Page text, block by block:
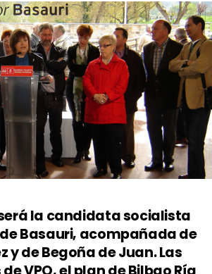
la candidata socialista
Basauri, acompañada de
y de Begoña de Juan. Las